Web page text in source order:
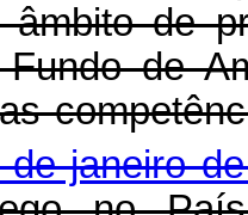
âmbito de
de
janeiro